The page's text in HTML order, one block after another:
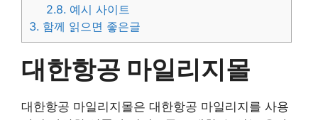
2.8. 예시 사이트
3. 함께 읽으면 좋은글
대한항공 마일리지몰
대한항공 마일리지몰은 대한항공 마일리지를 사용